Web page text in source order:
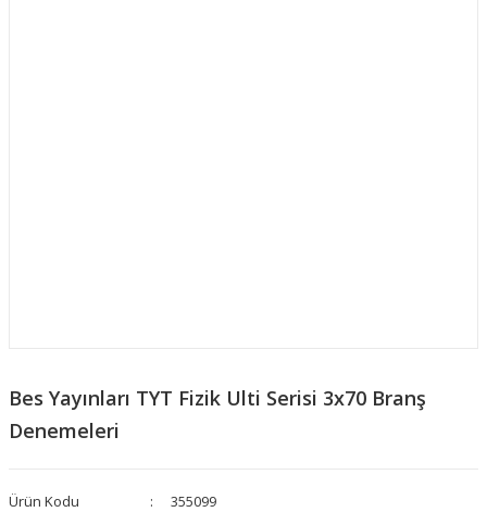
Bes Yayınları TYT Fizik Ulti Serisi 3x70 Branş
Denemeleri
Ürün Kodu
355099